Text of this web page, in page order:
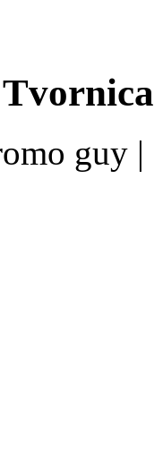
guy |